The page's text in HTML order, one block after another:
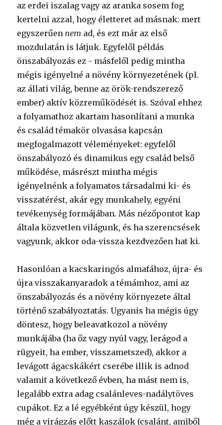
az erdei iszalag vagy az aranka sosem fog
kertelni azzal, hogy életteret ad másnak: mert
egyszerűennem ad, és ezt már az első
mozdulatán is látjuk. Egyfelől példás
önszabályozás ez - másfelől pedig mintha
mégis igényelné a növény környezetének (pl.
az állati világ, benne az örök-rendszerező
ember) aktív közreműködését is. Szóval ehhez
a folyamathoz akartam hasonlítani a munka
és család témakör olvasása kapcsán
megfogalmazott véleményeket: egyfelől
önszabályozó és dinamikus egy család belső
működése, másrészt mintha mégis
igényelnénk a folyamatos társadalmi ki- és
visszatérést, akár egy munkahely, egyéni
tevékenység formájában. Más nézőpontot kap
általa közvetlen világunk, és ha szerencsések
vagyunk, akkor oda-vissza kezdvezően hat ki.
Hasonlóan a kacskaringós almafához, újra- és
újra visszakanyaradok a témámhoz, ami az
önszabályozás és a növény környezete által
történő szabályoztatás. Ugyanis ha mégis úgy
döntesz, hogy beleavatkozol a növény
munkájába (ha őz vagy nyúl vagy, lerágod a
rügyeit, ha ember, visszametszed), akkor a
levágott ágacskákért cserébe illik is adnod
valamit a következő évben, ha mást nem is,
legalább extra adag csalánleves-nadálytöves
cupákot. Ez a lé egyébként úgy készül, hogy
még a virágzás előtt kaszálok (csalánt, amiből